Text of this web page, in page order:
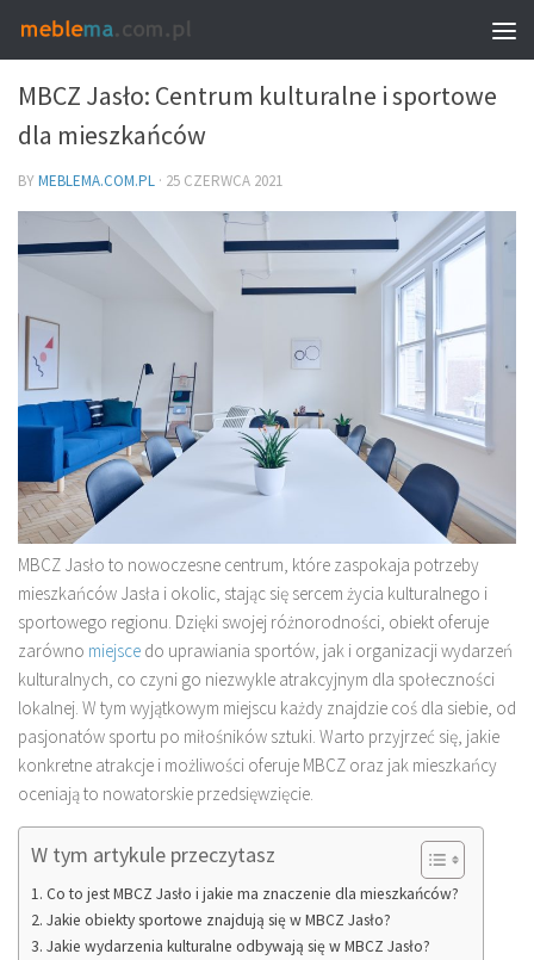
MEBLE I WNĘTRZA
MBCZ Jasło: Centrum kulturalne i sportowe
dla mieszkańców
BYMEBLEMA.COM.PL · 25 CZERWCA 2021
MBCZ Jasło to nowoczesne centrum, które zaspokaja potrzeby
mieszkańców Jasła i okolic, stając się sercem życia kulturalnego i
sportowego regionu. Dzięki swojej różnorodności, obiekt oferuje
zarówno miejsce do uprawiania sportów, jak i organizacji wydarzeń
kulturalnych, co czyni go niezwykle atrakcyjnym dla społeczności
lokalnej. W tym wyjątkowym miejscu każdy znajdzie coś dla siebie, od
pasjonatów sportu po miłośników sztuki. Warto przyjrzeć się, jakie
konkretne atrakcje i możliwości oferuje MBCZ oraz jak mieszkańcy
oceniają to nowatorskie przedsięwzięcie.
W tym artykule przeczytasz
Co to jest MBCZ Jasło i jakie ma znaczenie dla mieszkańców?
Jakie obiekty sportowe znajdują się w MBCZ Jasło?
Jakie wydarzenia kulturalne odbywają się w MBCZ Jasło?